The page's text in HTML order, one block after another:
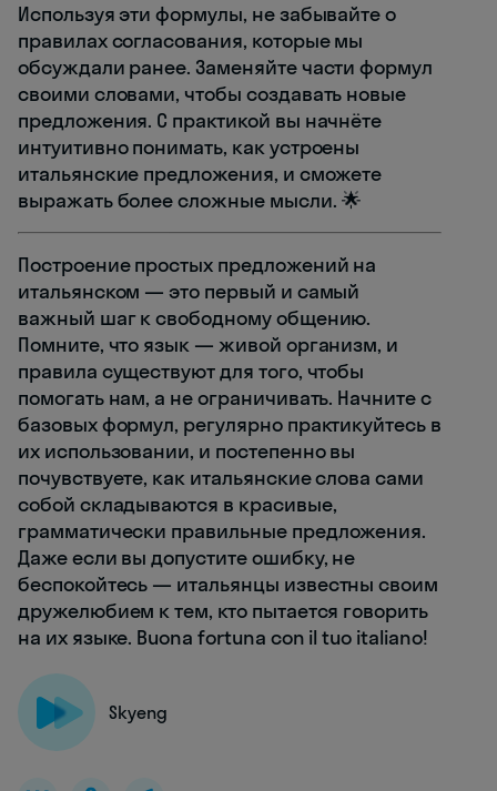
Используя эти формулы, не забывайте о
правилах согласования, которые мы
обсуждали ранее. Заменяйте части формул
своими словами, чтобы создавать новые
предложения. С практикой вы начнёте
интуитивно понимать, как устроены
итальянские предложения, и сможете
выражать более сложные мысли. 🌟
Построение простых предложений на
итальянском — это первый и самый
важный шаг к свободному общению.
Помните, что язык — живой организм, и
правила существуют для того, чтобы
помогать нам, а не ограничивать. Начните с
базовых формул, регулярно практикуйтесь в
их использовании, и постепенно вы
почувствуете, как итальянские слова сами
собой складываются в красивые,
грамматически правильные предложения.
Даже если вы допустите ошибку, не
беспокойтесь — итальянцы известны своим
дружелюбием к тем, кто пытается говорить
на их языке. Buona fortuna con il tuo italiano!
Skyeng